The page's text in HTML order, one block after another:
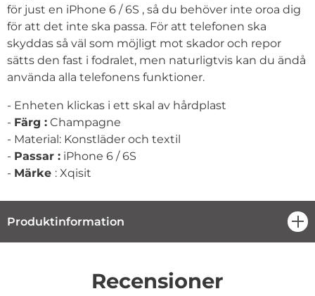
för just en iPhone 6 / 6S , så du behöver inte oroa dig
för att det inte ska passa. För att telefonen ska
skyddas så väl som möjligt mot skador och repor
sätts den fast i fodralet, men naturligtvis kan du ändå
använda alla telefonens funktioner.
- Enheten klickas i ett skal av hårdplast
- Färg : Champagne
- Material: Konstläder och textil
- Passar : iPhone 6 / 6S
- Märke : Xqisit
Produktinformation
Recensioner